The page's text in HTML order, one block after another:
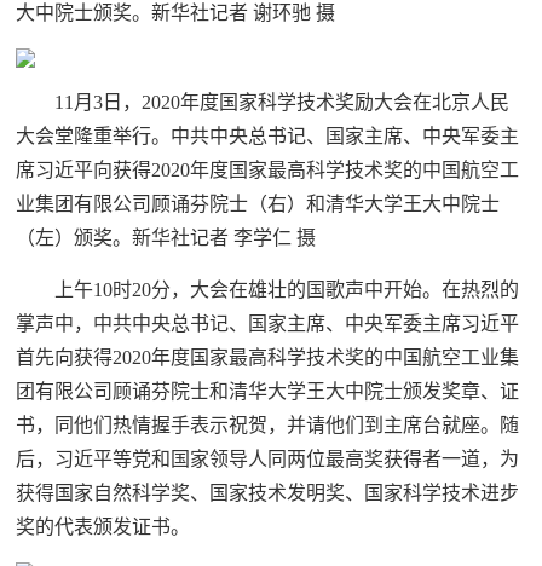
大中院士颁奖。新华社记者 谢环驰 摄
11月3日，2020年度国家科学技术奖励大会在北京人民
大会堂隆重举行。中共中央总书记、国家主席、中央军委主
席习近平向获得2020年度国家最高科学技术奖的中国航空工
业集团有限公司顾诵芬院士（右）和清华大学王大中院士
（左）颁奖。新华社记者 李学仁 摄
上午10时20分，大会在雄壮的国歌声中开始。在热烈的
掌声中，中共中央总书记、国家主席、中央军委主席习近平
首先向获得2020年度国家最高科学技术奖的中国航空工业集
团有限公司顾诵芬院士和清华大学王大中院士颁发奖章、证
书，同他们热情握手表示祝贺，并请他们到主席台就座。随
后，习近平等党和国家领导人同两位最高奖获得者一道，为
获得国家自然科学奖、国家技术发明奖、国家科学技术进步
奖的代表颁发证书。